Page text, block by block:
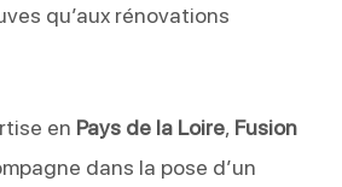
qu’aux rénovations
en Pays de la Loire, Fusion
dans la pose d’un